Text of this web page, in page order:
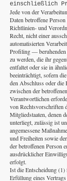
einschließlich
Jede von der
Daten betroffene
Richtlinien- und
Recht, nicht einer
automatisierten
Profiling — beruhenden
zu werden, die ihr
entfaltet oder sie in
beeinträchtigt, sofern
den Abschluss oder die
zwischen der
Verantwortlichen
von Rechtsvorschriften
Mitgliedstaaten, denen
unterliegt, zulässig ist
angemessene
und Freiheiten sowie
der betroffenen Person
ausdrücklicher
erfolgt.
Ist die Entscheidung
Erfüllung eines